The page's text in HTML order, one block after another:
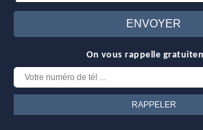
On vous rappelle